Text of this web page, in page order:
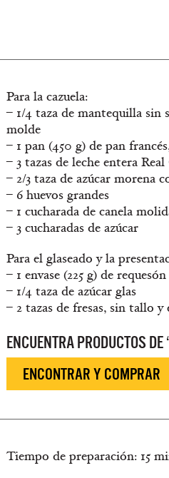
Para la cazuela:
– 1/4 taza de mantequilla sin
molde
– 1 pan (450 g) de pan
– 3 tazas de leche entera
– 2/3 taza de azúcar morena
– 6 huevos grandes
– 1 cucharada de canela
– 3 cucharadas de azúcar
Para el glaseado y la
– 1 envase (225 g) de
– 1/4 taza de azúcar glas
– 2 tazas de fresas, sin tallo
ENCUENTRA PRODUCTOS
ENCONTRAR Y COMPRAR
Tiempo de preparación: 15